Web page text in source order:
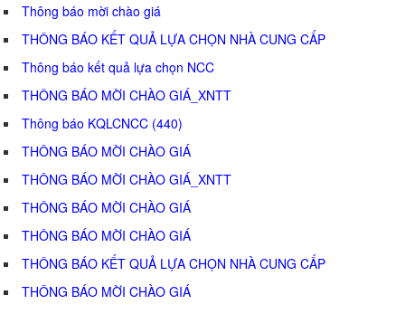
Thông báo mời chào giá
THÔNG BÁO KẾT QUẢ LỰA CHỌN NHÀ CUNG CẤP
Thông báo kết quả lựa chọn NCC
THÔNG BÁO MỜI CHÀO GIÁ_XNTT
Thông báo KQLCNCC (440)
THÔNG BÁO MỜI CHÀO GIÁ
THÔNG BÁO MỜI CHÀO GIÁ_XNTT
THÔNG BÁO MỜI CHÀO GIÁ
THÔNG BÁO MỜI CHÀO GIÁ
THÔNG BÁO KẾT QUẢ LỰA CHỌN NHÀ CUNG CẤP
THÔNG BÁO MỜI CHÀO GIÁ